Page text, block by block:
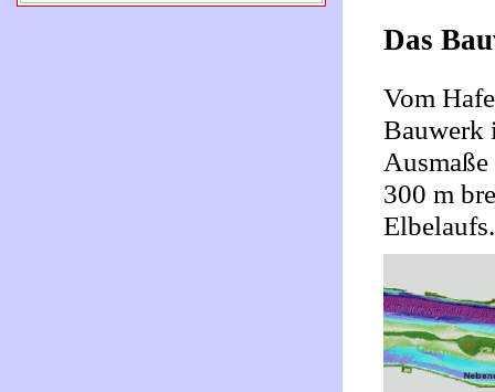
Das
Vom
Bauwerk
300 m
Elbelaufs.